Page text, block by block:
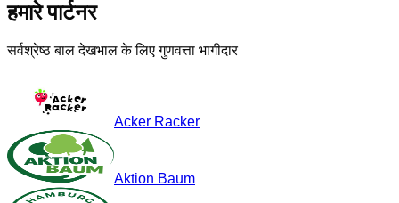
हमारे पार्टनर
सर्वश्रेष्ठ बाल देखभाल के लिए गुणवत्ता भागीदार
Acker Racker
Aktion Baum